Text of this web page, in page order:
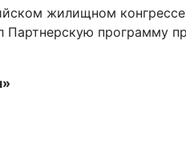
жилищном конгрессе
программу